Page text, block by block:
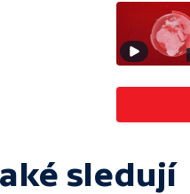
sledují